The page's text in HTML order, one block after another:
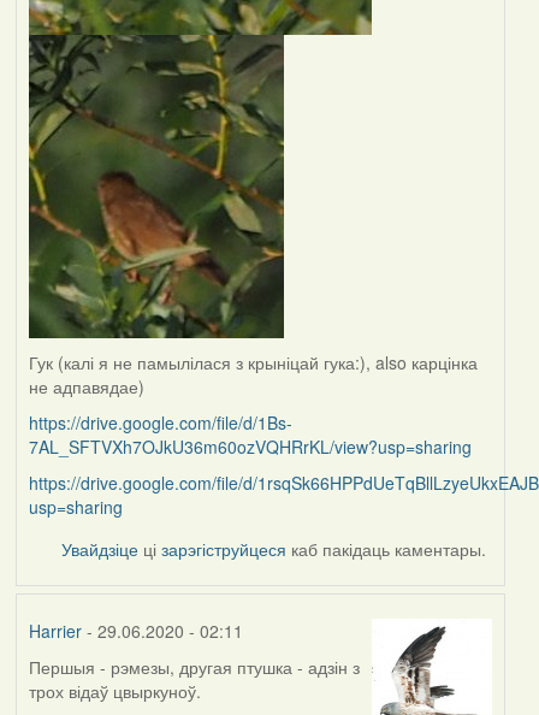
Гук (калі я не памылілася з крыніцай гука:), also карцінка
не адпавядае)
https://drive.google.com/file/d/1Bs-
7AL_SFTVXh7OJkU36m60ozVQHRrKL/view?usp=sharing
https://drive.google.com/file/d/
usp=sharing
Увайдзіце цізарэгіструйцеся каб пакідаць каментары.
Harrier- 29.06.2020 - 02:11
In
reply
Першыя - рэмезы, другая птушка - адзін з
трох відаў цвыркуноў.